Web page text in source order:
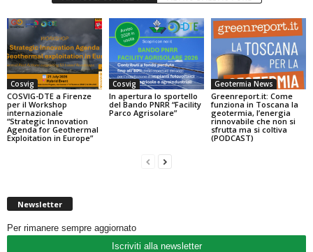
Cosvig
COSVIG-DTE a Firenze
per il Workshop
internazionale
“Strategic Innovation
Agenda for Geothermal
Exploitation in Europe”
Cosvig
In apertura lo sportello
del Bando PNRR “Facility
Parco Agrisolare”
Geotermia News
Greenreport.it: Come
funziona in Toscana la
geotermia, l’energia
rinnovabile che non si
sfrutta ma si coltiva
(PODCAST)
Newsletter
Per rimanere sempre aggiornato
Iscriviti alla newsletter